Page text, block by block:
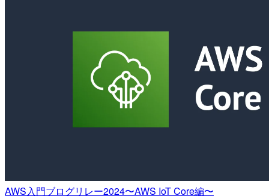
AWS入門ブログリレー2024〜AWS IoT Core編〜